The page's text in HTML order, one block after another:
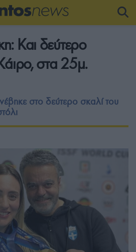
Και δεύτερο
στα 25μ.
στο δεύτερο σκαλί του